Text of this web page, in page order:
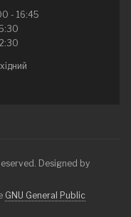
- 16:45
Designed by
GNU General Public